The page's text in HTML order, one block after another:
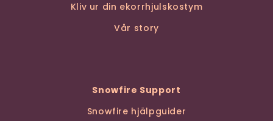
Kliv ur din ekorrhjulskostym
Vår story
Snowfire Support
Snowfire hjälpguider